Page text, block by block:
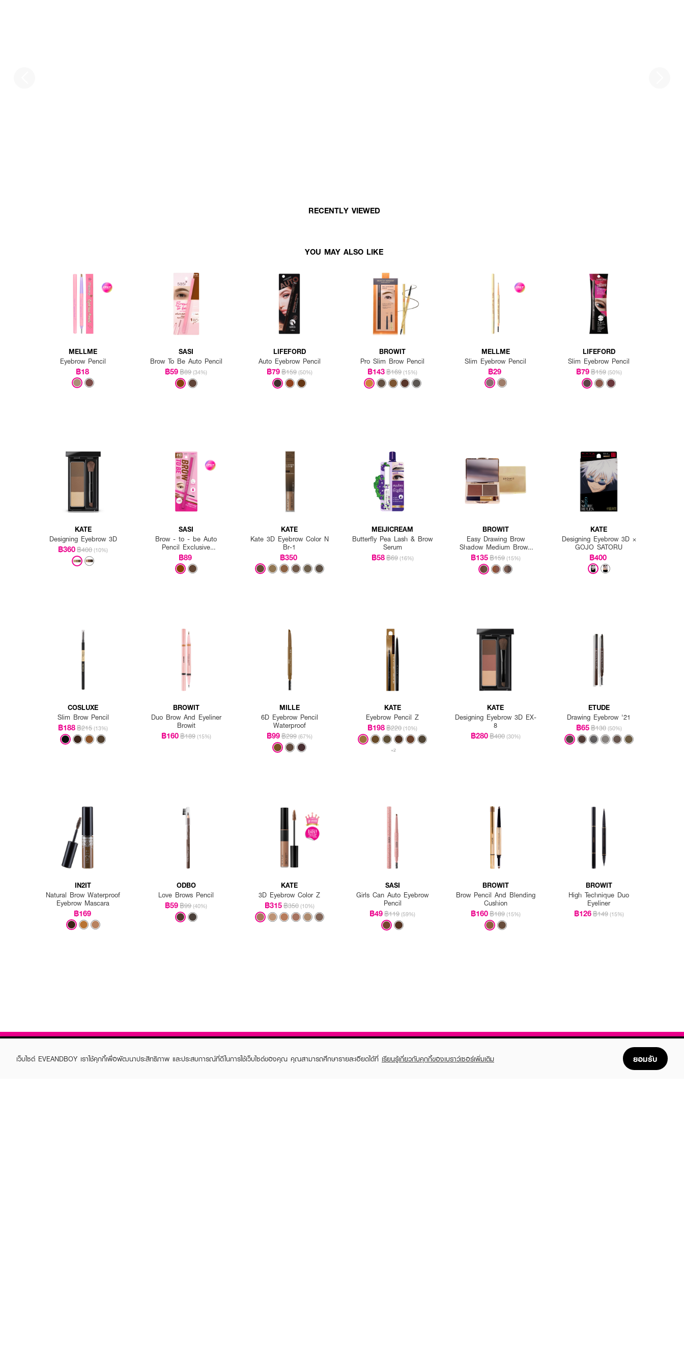
RECENTLY VIEWED
YOU MAY ALSO LIKE
MELLME
Eyebrow Pencil
฿18
SASI
Brow To Be Auto Pencil
฿59฿89 (34%)
LIFEFORD
Auto Eyebrow Pencil
฿79฿159 (50%)
BROWIT
Pro Slim Brow Pencil
฿143฿169 (15%)
MELLME
Slim Eyebrow Pencil
฿29
LIFEFORD
Slim Eyebrow Pencil
฿79฿159 (50%)
KATE
Designing Eyebrow 3D
฿360฿400 (10%)
SASI
Brow - to - be Auto
Pencil Exclusive
EVEANDBOY
฿89
KATE
Kate 3D Eyebrow Color N
Br-1
฿350
MEIJICREAM
Butterfly Pea Lash & Brow
Serum
฿58฿69 (16%)
BROWIT
Easy Drawing Brow
Shadow Medium Brown
(Y2019)
฿135฿159 (15%)
KATE
Designing Eyebrow 3D ×
GOJO SATORU
฿400
COSLUXE
Slim Brow Pencil
฿188฿215 (13%)
BROWIT
Duo Brow And Eyeliner
Browit
฿160฿189 (15%)
MILLE
6D Eyebrow Pencil
Waterproof
฿99฿299 (67%)
KATE
Eyebrow Pencil Z
฿198฿220 (10%)
+2
KATE
Designing Eyebrow 3D EX-
8
฿280฿400 (30%)
ETUDE
Drawing Eyebrow '21
฿65฿130 (50%)
IN2IT
Natural Brow Waterproof
Eyebrow Mascara
฿169
ODBO
Love Brows Pencil
฿59฿99 (40%)
KATE
3D Eyebrow Color Z
฿315฿350 (10%)
SASI
Girls Can Auto Eyebrow
Pencil
฿49฿119 (59%)
BROWIT
Brow Pencil And Blending
Cushion
฿160฿189 (15%)
BROWIT
High Technique Duo
Eyeliner
฿126฿149 (15%)
เว็บไซต์ EVEANDBOY เราใช้คุกกี้เพื่อพัฒนาประสิทธิภาพ และประสบการณ์ที่ดีในการใช้เว็บไซต์ของคุณ คุณสามารถศึกษารายละเอียดได้ที่ เรียนรู้เกี่ยวกับคุกกี้ของเบราว์เซอร์เพิ่มเติม ยอมรับ